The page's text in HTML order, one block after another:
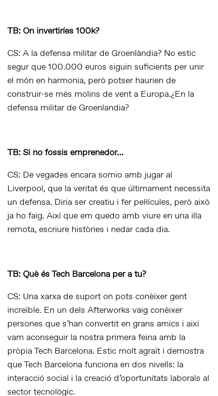
TB: On invertiríes 100k?
CS: A la defensa militar de Groenlàndia? No estic
segur que 100.000 euros siguin suficients per unir
el món en harmonia, però potser haurien de
construir-se més molins de vent a Europa.¿En la
defensa militar de Groenlandia?
TB: Si no fossis emprenedor…
CS: De vegades encara somio amb jugar al
Liverpool, que la veritat és que últimament necessita
un defensa. Diria ser creatiu i fer pel·lícules, però això
ja ho faig. Així que em quedo amb viure en una illa
remota, escriure històries i nedar cada dia.
TB: Què és Tech Barcelona per a tu?
CS: Una xarxa de suport on pots conèixer gent
increïble. En un dels Afterworks vaig conèixer
persones que s’han convertit en grans amics i així
vam aconseguir la nostra primera feina amb la
pròpia Tech Barcelona. Estic molt agraït i demostra
que Tech Barcelona funciona en dos nivells: la
interacció social i la creació d’oportunitats laborals al
sector tecnològic.